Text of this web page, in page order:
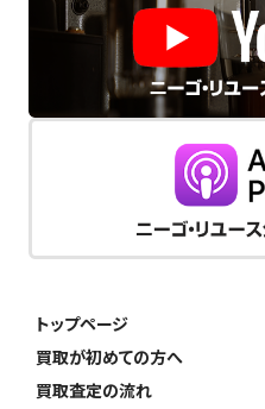
トップページ
買取が初めての方へ
買取査定の流れ